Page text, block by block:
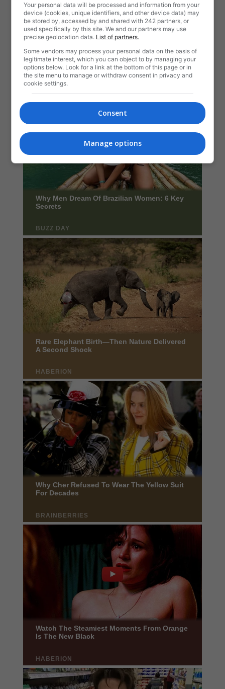
Your personal data will be processed and information from your
device (cookies, unique identifiers, and other device data) may
be stored by, accessed by and shared with 242 partners, or
used specifically by this site. We and our partners may use
precise geolocation data. List of partners.
Some vendors may process your personal data on the basis of
legitimate interest, which you can object to by managing your
options below. Look for a link at the bottom of this page or in
the site menu to manage or withdraw consent in privacy and
cookie settings.
Consent
Manage options